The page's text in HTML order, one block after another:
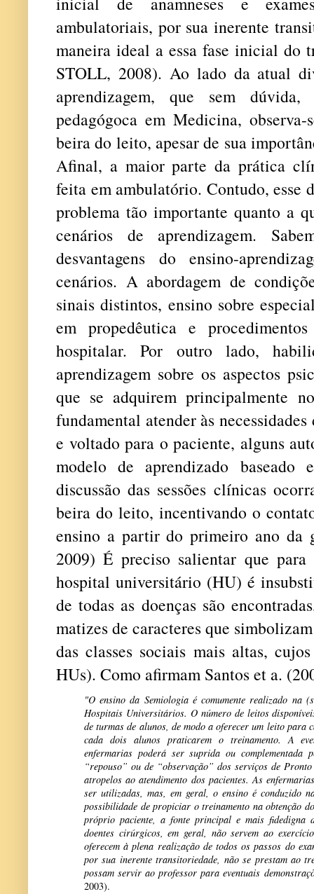
ambulatoriais, por sua inerente
maneira ideal a essa fase inicial do
STOLL, 2008). Ao lado da atual
aprendizagem, que sem
pedagógoca em Medicina,
beira do leito, apesar de sua
Afinal, a maior parte da prática
feita em ambulatório. Contudo, esse
problema tão importante quanto a
cenários de aprendizagem.
desvantagens do ensino-
cenários. A abordagem de
sinais distintos, ensino sobre
em propedêutica e
hospitalar. Por outro lado,
aprendizagem sobre os aspectos
que se adquirem principalmente
fundamental atender às
e voltado para o paciente, alguns
modelo de aprendizado
discussão das sessões clínicas
beira do leito, incentivando o
ensino a partir do primeiro ano da
2009) É preciso salientar que
hospital universitário (HU) é
de todas as doenças são
matizes de caracteres que
das classes sociais mais altas,
HUs). Como afirmam Santos et a.
"O ensino da Semiologia é comumente realizado na
Hospitais Universitários. O número de leitos
de turmas de alunos, de modo a oferecer um leito para
cada dois alunos praticarem o treinamento. A
enfermarias poderá ser suprida ou complementada
“repouso” ou de “observação” dos serviços de
atropelos ao atendimento dos pacientes. As
ser utilizadas, mas, em geral, o ensino é conduzido
possibilidade de propiciar o treinamento na obtenção
próprio paciente, a fonte principal e mais
doentes cirúrgicos, em geral, não servem ao
oferecem à plena realização de todos os passos do
por sua inerente transitoriedade, não se prestam ao
possam servir ao professor para eventuais
2003).